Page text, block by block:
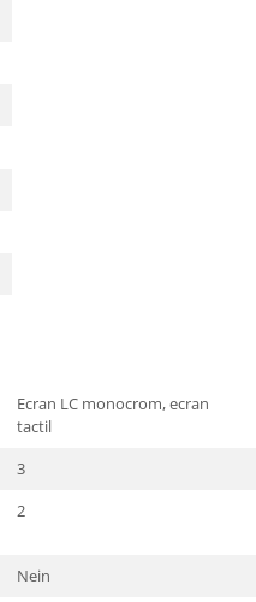
Ecran LC monocrom, ecran
tactil
3
2
Nein